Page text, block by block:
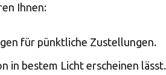
Ihnen:
für pünktliche Zustellungen.
in bestem Licht erscheinen lässt.